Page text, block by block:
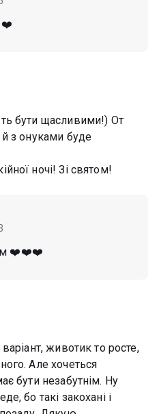
❤️
бути щасливими!) От
з онуками буде
ночі! Зі святом!
❤️❤️❤️
животик то росте,
Але хочеться
бути незабутнім. Ну
бо такі закохані і